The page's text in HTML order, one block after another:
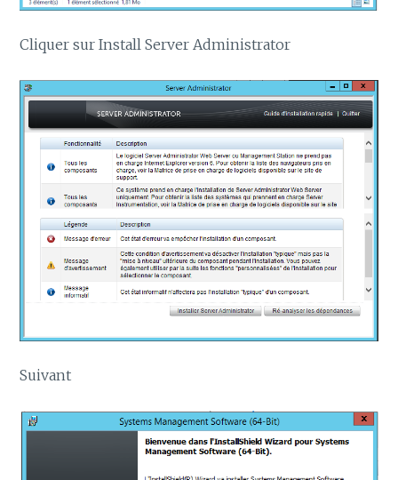
Cliquer sur Install Server Administrator
Suivant